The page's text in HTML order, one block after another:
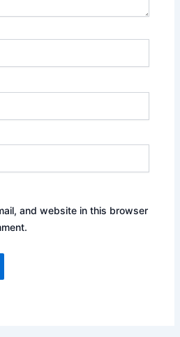
and website in this browser